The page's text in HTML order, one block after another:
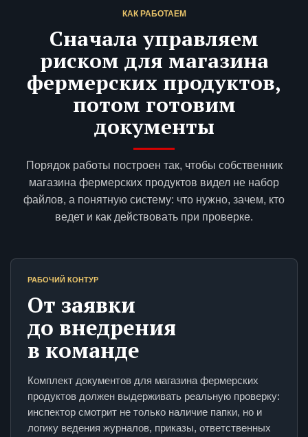
КАК РАБОТАЕМ
Сначала управляем
риском для магазина
фермерских продуктов,
потом готовим
документы
Порядок работы построен так, чтобы собственник
магазина фермерских продуктов видел не набор
файлов, а понятную систему: что нужно, зачем, кто
ведет и как действовать при проверке.
РАБОЧИЙ КОНТУР
От заявки
до внедрения
в команде
Комплект документов для магазина фермерских
продуктов должен выдерживать реальную проверку:
инспектор смотрит не только наличие папки, но и
логику ведения журналов, приказы, ответственных